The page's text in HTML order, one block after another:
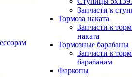
Запчасти к
Тормоза наката
Запчасти к
наката
Тормозные барабаны
Запчасти к
барабанам
Фаркопы